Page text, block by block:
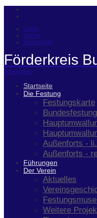
Login
Suche
Impressum
Förderkreis
Navigation
Startseite
Die Festung
Festungskarte
Außenforts -
Außenforts -
Führungen
Der Verein
Aktuelles
Weitere